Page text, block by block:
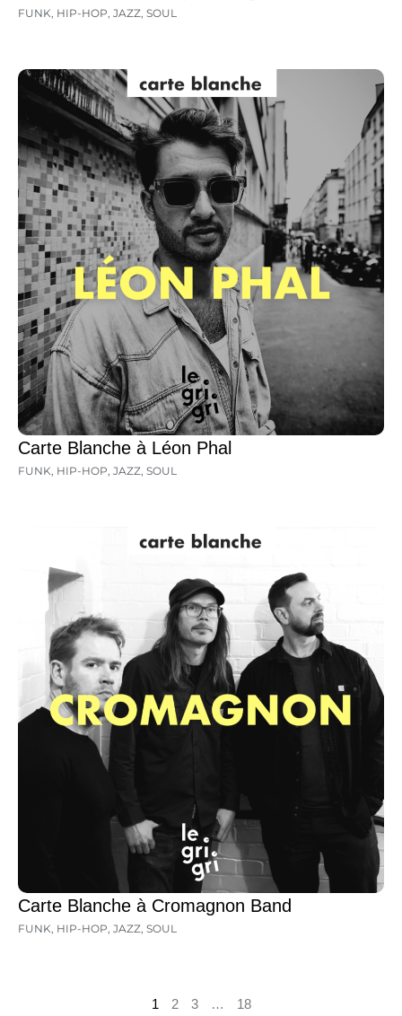
FUNK, HIP-HOP, JAZZ, SOUL
Carte Blanche à Léon Phal
FUNK, HIP-HOP, JAZZ, SOUL
Carte Blanche à Cromagnon Band
FUNK, HIP-HOP, JAZZ, SOUL
1 2 3 … 18